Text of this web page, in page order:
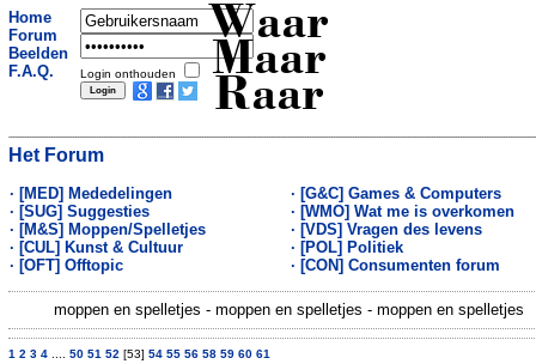
Home
Forum
Beelden
F.A.Q.
Login onthouden
Waar
Maar
Raar
Het Forum
· [MED] Mededelingen
· [SUG] Suggesties
· [M&S] Moppen/Spelletjes
· [CUL] Kunst & Cultuur
· [OFT] Offtopic
· [G&C] Games & Computers
· [WMO] Wat me is overkomen
· [VDS] Vragen des levens
· [POL] Politiek
· [CON] Consumenten forum
moppen en spelletjes - moppen en spelletjes - moppen en spelletjes
1 2 3 4 50 51 52 [53] 54 55 56 58 59 60 61